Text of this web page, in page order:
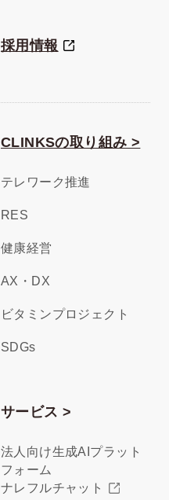
採用情報
CLINKSの取り組み >
テレワーク推進
RES
健康経営
AX・DX
ビタミンプロジェクト
SDGs
サービス >
法人向け生成AIプラット
フォーム
ナレフルチャット